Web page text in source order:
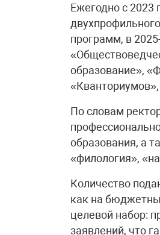
Ежегодно с 2023
программ, в
образование»,
По словам
образования, а
«филология»,
Количество
как на
целевой набор:
заявлений, что